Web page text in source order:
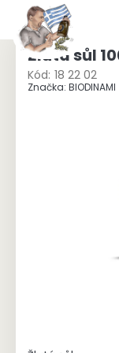
Přejít
obsahŽlutá sůl
Kód: 18 22 02
Značka: BIODINAMI